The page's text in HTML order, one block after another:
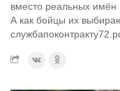
вместо реальных
А как бойцы их